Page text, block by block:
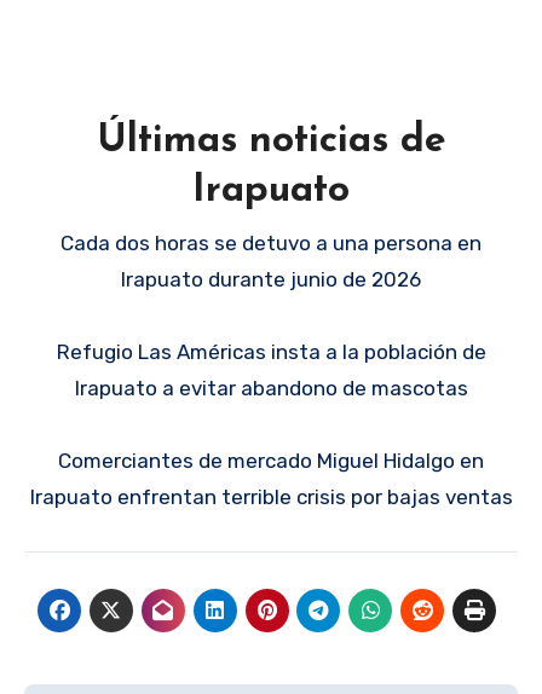
Últimas noticias de
Irapuato
Cada dos horas se detuvo a una persona en
Irapuato durante junio de 2026
Refugio Las Américas insta a la población de
Irapuato a evitar abandono de mascotas
Comerciantes de mercado Miguel Hidalgo en
Irapuato enfrentan terrible crisis por bajas ventas